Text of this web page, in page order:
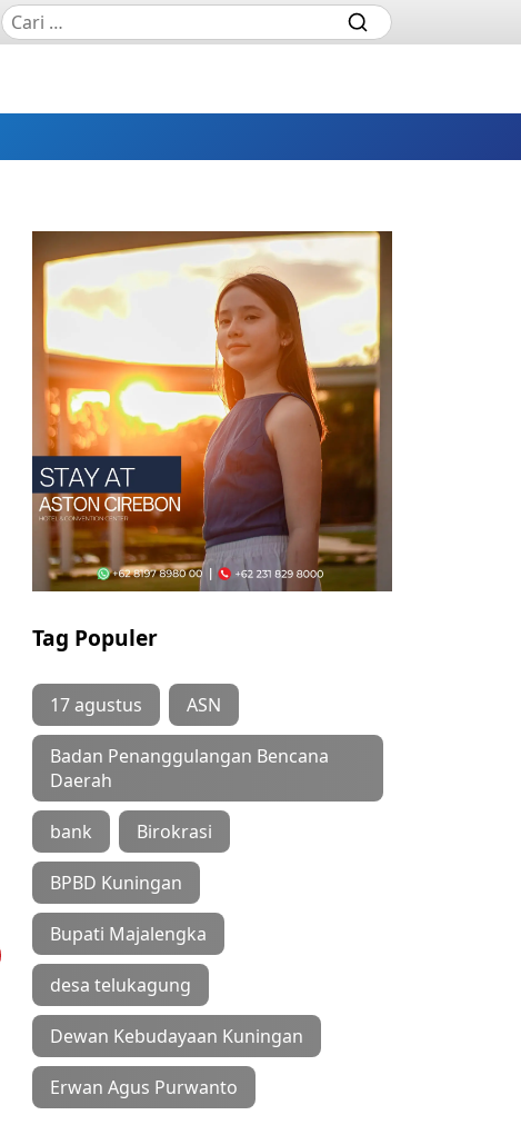
Tag Populer
17 agustus ASN
Badan Penanggulangan Bencana
Daerah
bank Birokrasi
BPBD Kuningan
Bupati Majalengka
desa telukagung
Dewan Kebudayaan Kuningan
Erwan Agus Purwanto